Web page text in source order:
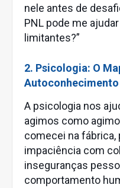
nele antes de
PNL pode me
limitantes?”
2. Psicologia: O
Autoconhecimento
A psicologia nos
agimos como
comecei na fábrica,
impaciência com
inseguranças
comportamento